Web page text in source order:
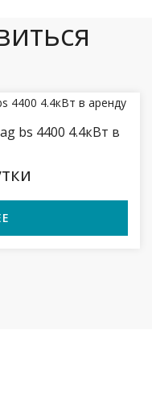
bs 4400 4.4кВт в